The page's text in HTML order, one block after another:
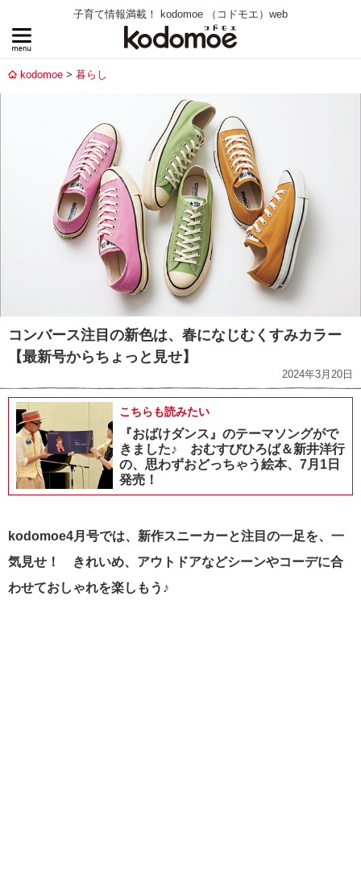
子育て情報満載！ kodomoe （コドモエ）web
kodomoe 暮らし
コンバース注目の新色は、春になじむくすみカラー
【最新号からちょっと見せ】
2024年3月20日
こちらも読みたい
『おばけダンス』のテーマソングがで
きました♪ おむすびひろば＆新井洋行
の、思わずおどっちゃう絵本、7月1日
発売！
kodomoe4月号では、新作スニーカーと注目の一足を、一
気見せ！
きれいめ、アウトドアなどシーンやコーデに合
わせておしゃれを楽しもう♪